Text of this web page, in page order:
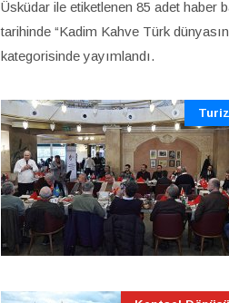
Üsküdar ile etiketlenen 85 adet haber
tarihinde “Kadim Kahve Türk
kategorisinde yayımlandı.